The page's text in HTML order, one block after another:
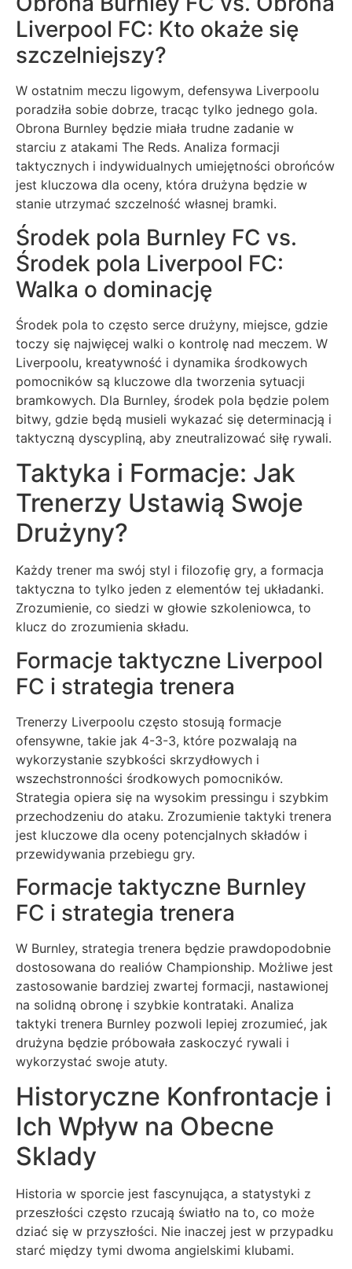
Liverpool FC: Kto okaże się
szczelniejszy?
W ostatnim meczu ligowym, defensywa Liverpoolu
poradziła sobie dobrze, tracąc tylko jednego gola.
Obrona Burnley będzie miała trudne zadanie w
starciu z atakami The Reds. Analiza formacji
taktycznych i indywidualnych umiejętności obrońców
jest kluczowa dla oceny, która drużyna będzie w
stanie utrzymać szczelność własnej bramki.
Środek pola Burnley FC vs.
Środek pola Liverpool FC:
Walka o dominację
Środek pola to często serce drużyny, miejsce, gdzie
toczy się najwięcej walki o kontrolę nad meczem. W
Liverpoolu, kreatywność i dynamika środkowych
pomocników są kluczowe dla tworzenia sytuacji
bramkowych. Dla Burnley, środek pola będzie polem
bitwy, gdzie będą musieli wykazać się determinacją i
taktyczną dyscypliną, aby zneutralizować siłę rywali.
Taktyka i Formacje: Jak
Trenerzy Ustawią Swoje
Drużyny?
Każdy trener ma swój styl i filozofię gry, a formacja
taktyczna to tylko jeden z elementów tej układanki.
Zrozumienie, co siedzi w głowie szkoleniowca, to
klucz do zrozumienia składu.
Formacje taktyczne Liverpool
FC i strategia trenera
Trenerzy Liverpoolu często stosują formacje
ofensywne, takie jak 4-3-3, które pozwalają na
wykorzystanie szybkości skrzydłowych i
wszechstronności środkowych pomocników.
Strategia opiera się na wysokim pressingu i szybkim
przechodzeniu do ataku. Zrozumienie taktyki trenera
jest kluczowe dla oceny potencjalnych składów i
przewidywania przebiegu gry.
Formacje taktyczne Burnley
FC i strategia trenera
W Burnley, strategia trenera będzie prawdopodobnie
dostosowana do realiów Championship. Możliwe jest
zastosowanie bardziej zwartej formacji, nastawionej
na solidną obronę i szybkie kontrataki. Analiza
taktyki trenera Burnley pozwoli lepiej zrozumieć, jak
drużyna będzie próbowała zaskoczyć rywali i
wykorzystać swoje atuty.
Historyczne Konfrontacje i
Ich Wpływ na Obecne
Sklady
Historia w sporcie jest fascynująca, a statystyki z
przeszłości często rzucają światło na to, co może
dziać się w przyszłości. Nie inaczej jest w przypadku
starć między tymi dwoma angielskimi klubami.